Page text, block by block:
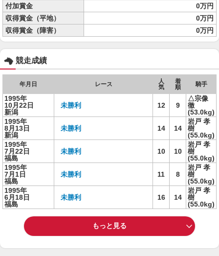
付加賞金
0万円
収得賞金（平地）
0万円
収得賞金（障害）
0万円
競走成績
年月日 レース
人
気
着
順
騎手
1995年
10月22日
新潟
未勝利 12 9
△宗像
徹
(53.0kg)
1995年
8月13日
新潟
未勝利 14 14
岩戸 孝
樹
(55.0kg)
1995年
7月22日
福島
未勝利 10 10
岩戸 孝
樹
(55.0kg)
1995年
7月1日
福島
未勝利 11 8
岩戸 孝
樹
(55.0kg)
1995年
6月18日
福島
未勝利 16 14
岩戸 孝
樹
(55.0kg)
もっと見る